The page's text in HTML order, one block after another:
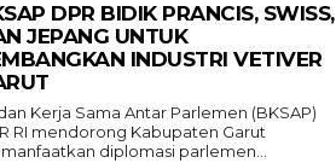
DPR BIDIK PRANCIS, SWISS,
JEPANG UNTUK
INDUSTRI VETIVER
Kerja Sama Antar Parlemen (BKSAP)
RI mendorong Kabupaten Garut
diplomasi parlemen...